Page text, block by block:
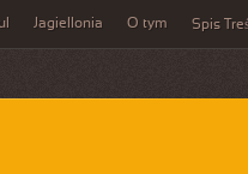
Jagiellonia O tym Spis